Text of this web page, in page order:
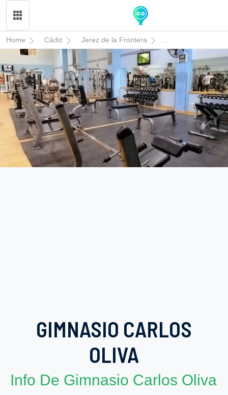
Home Cádiz Jerez de la Frontera Gimnasio Carlos
GIMNASIO CARLOS
OLIVA
Info De Gimnasio Carlos Oliva